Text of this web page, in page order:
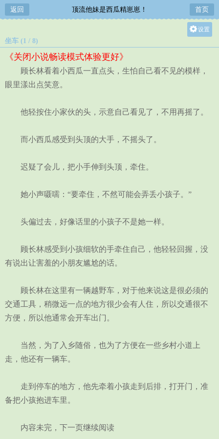
返回 顶流他妹是西瓜精崽崽！ 首页
设置
中
坐车 (1 / 8)
《关闭小说畅读模式体验更好》
顾长林看着小西瓜一直点头，生怕自己看不见的模样，
眼里漾出点笑意。
他轻按住小家伙的头，示意自己看见了，不用再摇了。
而小西瓜感受到头顶的大手，不摇头了。
迟疑了会儿，把小手伸到头顶，牵住。
她小声嗫嚅：“要牵住，不然可能会弄丢小孩子。”
头偏过去，好像话里的小孩子不是她一样。
顾长林感受到小孩细软的手牵住自己，他轻轻回握，没
有说出让害羞的小朋友尴尬的话。
顾长林在这里有一辆越野车，对于他来说这是很必须的
交通工具，稍微远一点的地方很少会有人住，所以交通很不
方便，所以他通常会开车出门。
当然，为了入乡随俗，也为了方便在一些乡村小道上
走，他还有一辆车。
走到停车的地方，他先牵着小孩走到后排，打开门，准
备把小孩抱进车里。
内容未完，下一页继续阅读